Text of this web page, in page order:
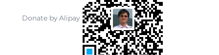
Donate by Alipay